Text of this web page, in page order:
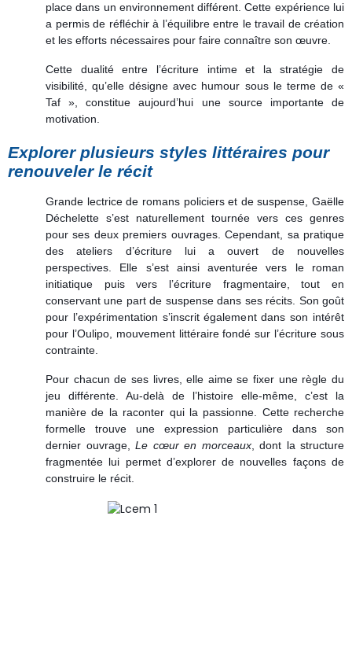
place dans un environnement différent. Cette expérience lui
a permis de réfléchir à l’équilibre entre le travail de création
et les efforts nécessaires pour faire connaître son œuvre.
Cette dualité entre l’écriture intime et la stratégie de
visibilité, qu’elle désigne avec humour sous le terme de «
Taf », constitue aujourd’hui une source importante de
motivation.
Explorer plusieurs styles littéraires pour
renouveler le récit
Grande lectrice de romans policiers et de suspense, Gaëlle
Déchelette s’est naturellement tournée vers ces genres
pour ses deux premiers ouvrages. Cependant, sa pratique
des ateliers d’écriture lui a ouvert de nouvelles
perspectives. Elle s’est ainsi aventurée vers le roman
initiatique puis vers l’écriture fragmentaire, tout en
conservant une part de suspense dans ses récits. Son goût
pour l’expérimentation s’inscrit également dans son intérêt
pour l’Oulipo, mouvement littéraire fondé sur l’écriture sous
contrainte.
Pour chacun de ses livres, elle aime se fixer une règle du
jeu différente. Au-delà de l’histoire elle-même, c’est la
manière de la raconter qui la passionne. Cette recherche
formelle trouve une expression particulière dans son
dernier ouvrage, Le cœur en morceaux, dont la structure
fragmentée lui permet d’explorer de nouvelles façons de
construire le récit.